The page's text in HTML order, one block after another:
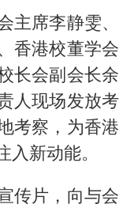
主席李静雯、
香港校董学会
长会副会长余
人现场发放考
考察，为香港
新动能。
传片，向与会